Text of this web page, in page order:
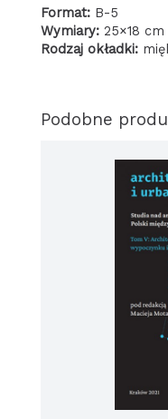
Format: B-5
Wymiary: 25×18 cm
Rodzaj okładki:
Podobne